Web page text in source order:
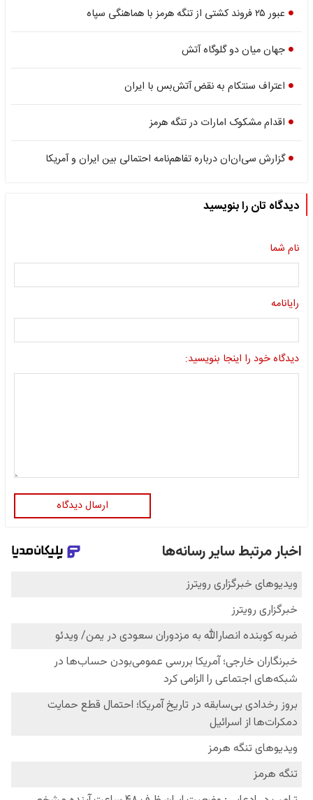
عبور ۲۵ فروند کشتی از تنگه هرمز با هماهنگی سپاه
جهان میان دو گلوگاه آتش
اعتراف سنتکام به نقض آتش‌بس با ایران
اقدام مشکوک امارات در تنگه هرمز
گزارش سی‌ان‌ان درباره تفاهم‌نامه احتمالی بین ایران و آمریکا
دیدگاه تان را بنویسید
نام شما
رایانامه
دیدگاه خود را اینجا بنویسید:
ارسال دیدگاه